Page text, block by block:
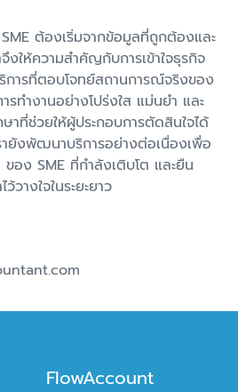
SME ต้องเริ่มจากข้อมูลที่ถูกต้องและ
งให้ความสำคัญกับการเข้าใจธุรกิจ
ารที่ตอบโจทย์สถานการณ์จริงของ
รทำงานอย่างโปร่งใส แม่นยำ และ
าที่ช่วยให้ผู้ประกอบการตัดสินใจได้
ยังพัฒนาบริการอย่างต่อเนื่องเพื่อ
อง SME ที่กำลังเติบโต และยืน
างใจในระยะยาว
FlowAccount